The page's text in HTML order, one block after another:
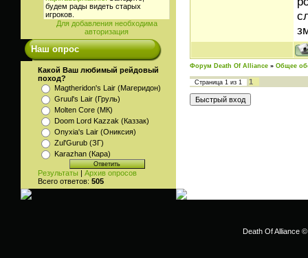
Для добавления необходима
авторизация
Наш опрос
Какой Ваш любимый рейдовый
поход?
Magtheridon's Lair (Магеридон)
Gruul's Lair (Груль)
Molten Core (МК)
Doom Lord Kazzak (Каззак)
Onyxia's Lair (Ониксия)
Zul'Gurub (ЗГ)
Karazhan (Кара)
Результаты | Архив опросов
Всего ответов: 505
Форум Death Of Alliance » Общее
Страница 1 из 1 1
Death Of Alliance